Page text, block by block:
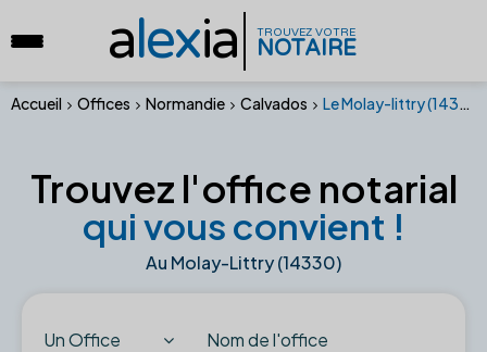
alexia TROUVEZ VOTRE
NOTAIRE
Accueil Offices Normandie Calvados Le Molay-littry (14330)
Trouvez l'office notarial
qui vous convient !
Au Molay-Littry (14330)
Un Office